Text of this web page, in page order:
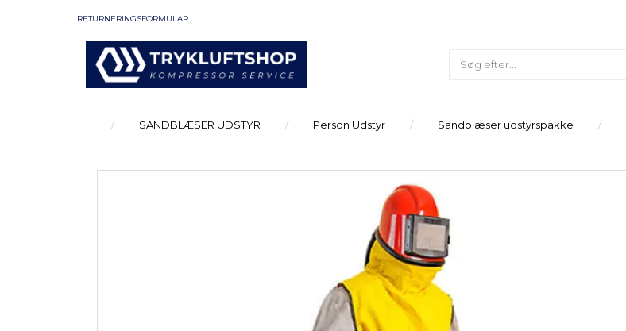
RETURNERINGSFORMULAR
SANDBLÆSER UDSTYR Person Udstyr Sandblæser udstyrspakke